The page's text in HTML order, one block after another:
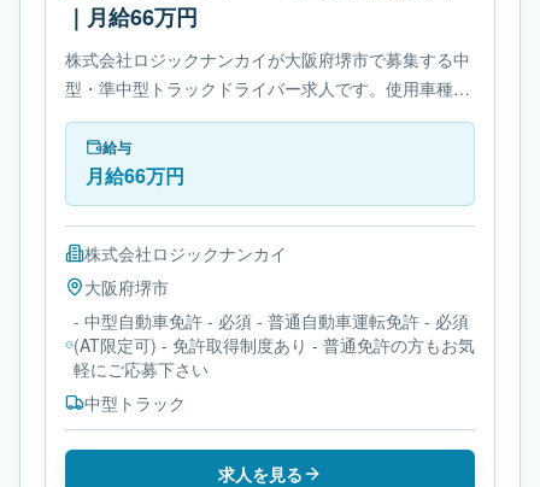
｜月給66万円
株式会社ロジックナンカイが大阪府堺市で募集する中
型・準中型トラックドライバー求人です。使用車種は
中型トラックです。勤務時間は- 変形労働時間制で
す。必要免許は- 中型自動車免許です。
給与
月給66万円
株式会社ロジックナンカイ
大阪府堺市
- 中型自動車免許 - 必須 - 普通自動車運転免許 - 必須
(AT限定可) - 免許取得制度あり - 普通免許の方もお気
軽にご応募下さい
中型トラック
求人を見る